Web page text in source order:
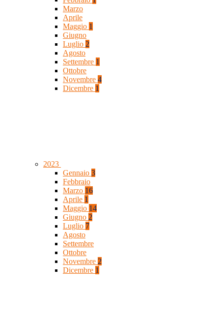
Marzo
Aprile
Maggio 1
Giugno
Luglio 2
Agosto
Settembre 1
Ottobre
Novembre 4
Dicembre 1
2023
Gennaio 3
Febbraio
Marzo 16
Aprile 1
Maggio 14
Giugno 2
Luglio 7
Agosto
Settembre
Ottobre
Novembre 2
Dicembre 1